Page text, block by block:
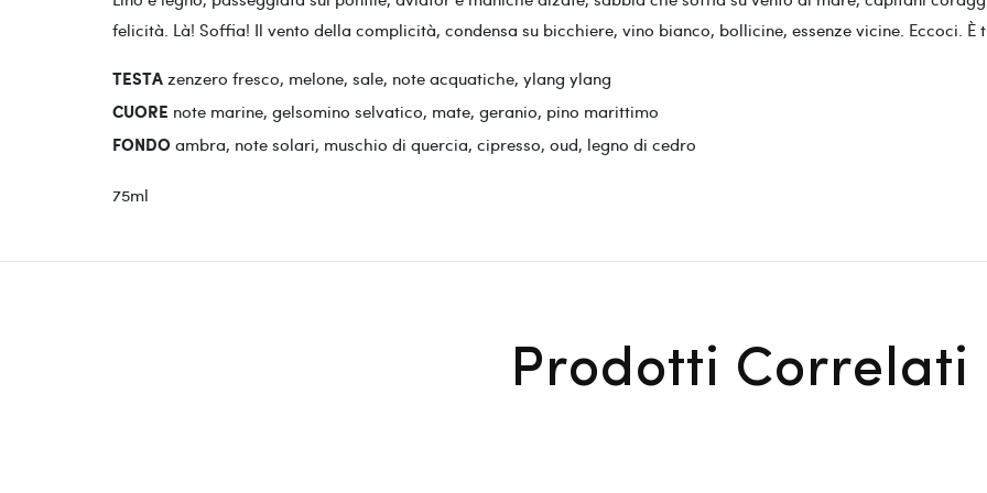
felicità. Là! Soffia! Il vento della complicità, condensa su bicchiere, vino bianco, bollicine, essenze vicine. Eccoci. È
TESTA zenzero fresco, melone, sale, note acquatiche, ylang ylang
CUORE note marine, gelsomino selvatico, mate, geranio, pino marittimo
FONDO ambra, note solari, muschio di quercia, cipresso, oud, legno di cedro
75ml
Prodotti Correlati